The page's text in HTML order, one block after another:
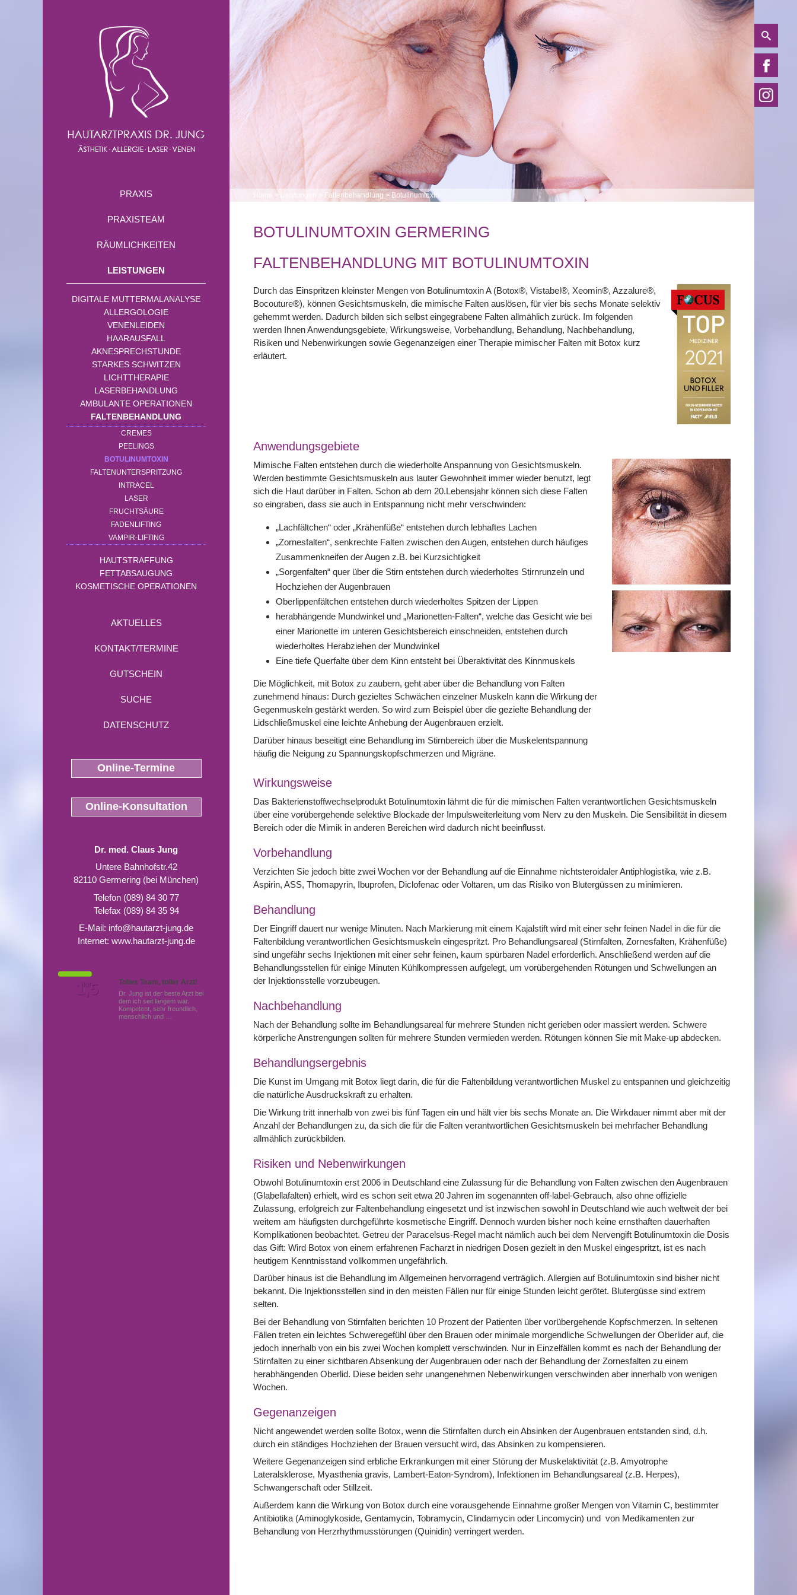
PRAXIS
PRAXISTEAM
RÄUMLICHKEITEN
LEISTUNGEN
DIGITALE MUTTERMALANALYSE
ALLERGOLOGIE
VENENLEIDEN
HAARAUSFALL
AKNESPRECHSTUNDE
STARKES SCHWITZEN
LICHTTHERAPIE
LASERBEHANDLUNG
AMBULANTE OPERATIONEN
FALTENBEHANDLUNG
CREMES
PEELINGS
BOTULINUMTOXIN
FALTENUNTERSPRITZUNG
INTRACEL
LASER
FRUCHTSÄURE
FADENLIFTING
VAMPIR-LIFTING
HAUTSTRAFFUNG
FETTABSAUGUNG
KOSMETISCHE OPERATIONEN
AKTUELLES
KONTAKT/TERMINE
GUTSCHEIN
SUCHE
DATENSCHUTZ
Online-Termine
Online-Konsultation
Dr. med. Claus Jung
Untere Bahnhofstr.42
82110 Germering (bei München)
Telefon (089) 84 30 77
Telefax (089) 84 35 94
E-Mail: info@hautarzt-jung.de
Internet: www.hautarzt-jung.de
Tolles Team, toller Arzt!
Dr. Jung ist der beste Arzt bei
dem ich seit langem war.
Kompetent, sehr freundlich,
menschlich und …
Von Patienten
bewertet mit
Note
1,5
> Leistungen Faltenbehandlung> Botulinumtoxin
BOTULINUMTOXIN GERMERING
FALTENBEHANDLUNG MIT BOTULINUMTOXIN
Durch das Einspritzen kleinster Mengen von Botulinumtoxin A (Botox®, Vistabel®, Xeomin®, Azzalure®,
Bocouture®), können Gesichtsmuskeln, die mimische Falten auslösen, für vier bis sechs Monate selektiv
gehemmt werden. Dadurch bilden sich selbst eingegrabene Falten allmählich zurück. Im folgenden
werden Ihnen Anwendungsgebiete, Wirkungsweise, Vorbehandlung, Behandlung, Nachbehandlung,
Risiken und Nebenwirkungen sowie Gegenanzeigen einer Therapie mimischer Falten mit Botox kurz
erläutert.
Anwendungsgebiete
Mimische Falten entstehen durch die wiederholte Anspannung von Gesichtsmuskeln.
Werden bestimmte Gesichtsmuskeln aus lauter Gewohnheit immer wieder benutzt, legt
sich die Haut darüber in Falten. Schon ab dem 20.Lebensjahr können sich diese Falten
so eingraben, dass sie auch in Entspannung nicht mehr verschwinden:
„Lachfältchen“ oder „Krähenfüße“ entstehen durch lebhaftes Lachen
„Zornesfalten“, senkrechte Falten zwischen den Augen, entstehen durch häufiges
Zusammenkneifen der Augen z.B. bei Kurzsichtigkeit
„Sorgenfalten“ quer über die Stirn entstehen durch wiederholtes Stirnrunzeln und
Hochziehen der Augenbrauen
Oberlippenfältchen entstehen durch wiederholtes Spitzen der Lippen
herabhängende Mundwinkel und „Marionetten-Falten“, welche das Gesicht wie bei
einer Marionette im unteren Gesichtsbereich einschneiden, entstehen durch
wiederholtes Herabziehen der Mundwinkel
Eine tiefe Querfalte über dem Kinn entsteht bei Überaktivität des Kinnmuskels
Die Möglichkeit, mit Botox zu zaubern, geht aber über die Behandlung von Falten
zunehmend hinaus: Durch gezieltes Schwächen einzelner Muskeln kann die Wirkung der
Gegenmuskeln gestärkt werden. So wird zum Beispiel über die gezielte Behandlung der
Lidschließmuskel eine leichte Anhebung der Augenbrauen erzielt.
Darüber hinaus beseitigt eine Behandlung im Stirnbereich über die Muskelentspannung
häufig die Neigung zu Spannungskopfschmerzen und Migräne.
Wirkungsweise
Das Bakterienstoffwechselprodukt Botulinumtoxin lähmt die für die mimischen Falten verantwortlichen Gesichtsmuskeln
über eine vorübergehende selektive Blockade der Impulsweiterleitung vom Nerv zu den Muskeln. Die Sensibilität in diesem
Bereich oder die Mimik in anderen Bereichen wird dadurch nicht beeinflusst.
Vorbehandlung
Verzichten Sie jedoch bitte zwei Wochen vor der Behandlung auf die Einnahme nichtsteroidaler Antiphlogistika, wie z.B.
Aspirin, ASS, Thomapyrin, Ibuprofen, Diclofenac oder Voltaren, um das Risiko von Blutergüssen zu minimieren.
Behandlung
Der Eingriff dauert nur wenige Minuten. Nach Markierung mit einem Kajalstift wird mit einer sehr feinen Nadel in die für die
Faltenbildung verantwortlichen Gesichtsmuskeln eingespritzt. Pro Behandlungsareal (Stirnfalten, Zornesfalten, Krähenfüße)
sind ungefähr sechs Injektionen mit einer sehr feinen, kaum spürbaren Nadel erforderlich. Anschließend werden auf die
Behandlungsstellen für einige Minuten Kühlkompressen aufgelegt, um vorübergehenden Rötungen und Schwellungen an
der Injektionsstelle vorzubeugen.
Nachbehandlung
Nach der Behandlung sollte im Behandlungsareal für mehrere Stunden nicht gerieben oder massiert werden. Schwere
körperliche Anstrengungen sollten für mehrere Stunden vermieden werden. Rötungen können Sie mit Make-up abdecken.
Behandlungsergebnis
Die Kunst im Umgang mit Botox liegt darin, die für die Faltenbildung verantwortlichen Muskel zu entspannen und gleichzeitig
die natürliche Ausdruckskraft zu erhalten.
Die Wirkung tritt innerhalb von zwei bis fünf Tagen ein und hält vier bis sechs Monate an. Die Wirkdauer nimmt aber mit der
Anzahl der Behandlungen zu, da sich die für die Falten verantwortlichen Gesichtsmuskeln bei mehrfacher Behandlung
allmählich zurückbilden.
Risiken und Nebenwirkungen
Obwohl Botulinumtoxin erst 2006 in Deutschland eine Zulassung für die Behandlung von Falten zwischen den Augenbrauen
(Glabellafalten) erhielt, wird es schon seit etwa 20 Jahren im sogenannten off-label-Gebrauch, also ohne offizielle
Zulassung, erfolgreich zur Faltenbehandlung eingesetzt und ist inzwischen sowohl in Deutschland wie auch weltweit der bei
weitem am häufigsten durchgeführte kosmetische Eingriff. Dennoch wurden bisher noch keine ernsthaften dauerhaften
Komplikationen beobachtet. Getreu der Paracelsus-Regel macht nämlich auch bei dem Nervengift Botulinumtoxin die Dosis
das Gift: Wird Botox von einem erfahrenen Facharzt in niedrigen Dosen gezielt in den Muskel eingespritzt, ist es nach
heutigem Kenntnisstand vollkommen ungefährlich.
Darüber hinaus ist die Behandlung im Allgemeinen hervorragend verträglich. Allergien auf Botulinumtoxin sind bisher nicht
bekannt. Die Injektionsstellen sind in den meisten Fällen nur für einige Stunden leicht gerötet. Blutergüsse sind extrem
selten.
Bei der Behandlung von Stirnfalten berichten 10 Prozent der Patienten über vorübergehende Kopfschmerzen. In seltenen
Fällen treten ein leichtes Schweregefühl über den Brauen oder minimale morgendliche Schwellungen der Oberlider auf, die
jedoch innerhalb von ein bis zwei Wochen komplett verschwinden. Nur in Einzelfällen kommt es nach der Behandlung der
Stirnfalten zu einer sichtbaren Absenkung der Augenbrauen oder nach der Behandlung der Zornesfalten zu einem
herabhängenden Oberlid. Diese beiden sehr unangenehmen Nebenwirkungen verschwinden aber innerhalb von wenigen
Wochen.
Gegenanzeigen
Nicht angewendet werden sollte Botox, wenn die Stirnfalten durch ein Absinken der Augenbrauen entstanden sind, d.h.
durch ein ständiges Hochziehen der Brauen versucht wird, das Absinken zu kompensieren.
Weitere Gegenanzeigen sind erbliche Erkrankungen mit einer Störung der Muskelaktivität (z.B. Amyotrophe
Lateralsklerose, Myasthenia gravis, Lambert-Eaton-Syndrom), Infektionen im Behandlungsareal (z.B. Herpes),
Schwangerschaft oder Stillzeit.
Außerdem kann die Wirkung von Botox durch eine vorausgehende Einnahme großer Mengen von Vitamin C, bestimmter
Antibiotika (Aminoglykoside, Gentamycin, Tobramycin, Clindamycin oder Lincomycin) und von Medikamenten zur
Behandlung von Herzrhythmusstörungen (Quinidin) verringert werden.